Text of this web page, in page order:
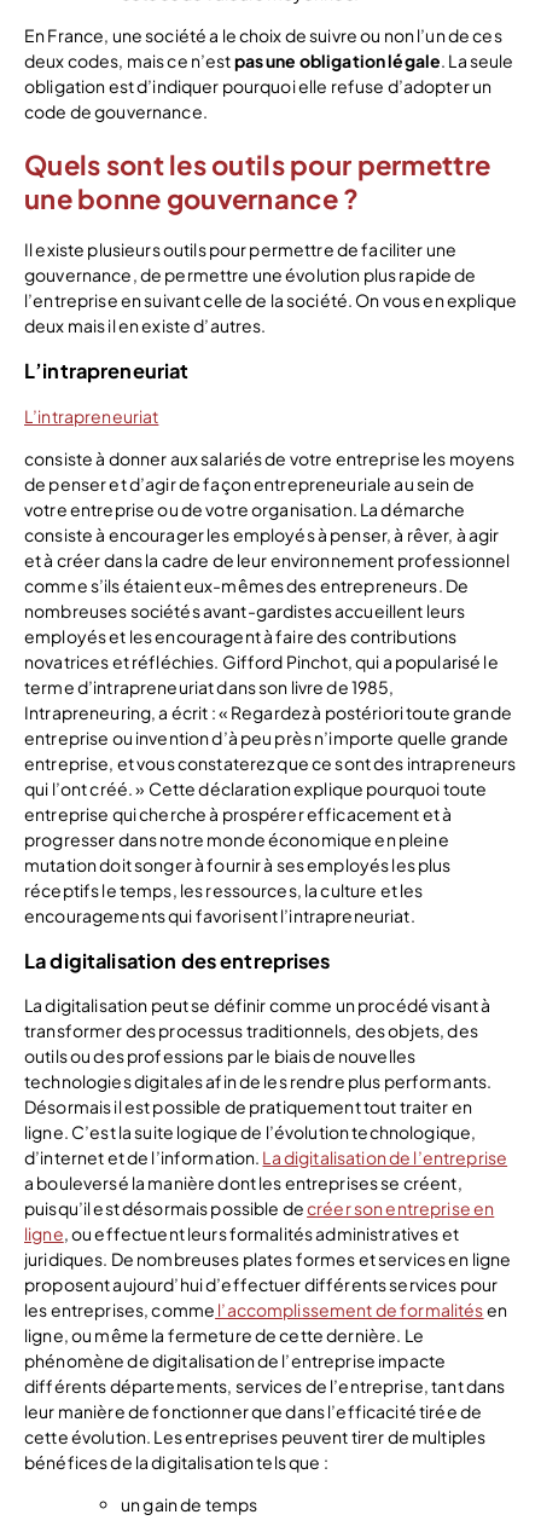
En France, une société a le choix de suivre ou non l’un de ces
deux codes, mais ce n’estpas une obligation légale. La seule
obligation est d’indiquer pourquoi elle refuse d’adopter un
code de gouvernance.
Quels sont les outils pour permettre
une bonne gouvernance ?
Il existe plusieurs outils pour permettre de faciliter une
gouvernance, de permettre une évolution plus rapide de
l’entreprise en suivant celle de la société. On vous en explique
deux mais il en existe d’autres.
L’intrapreneuriat
L’intrapreneuriat
consiste à donner aux salariés de votre entreprise les moyens
de penser et d’agir de façon entrepreneuriale au sein de
votre entreprise ou de votre organisation. La démarche
consiste à encourager les employés à penser, à rêver, à agir
et à créer dans la cadre de leur environnement professionnel
comme s’ils étaient eux-mêmes des entrepreneurs. De
nombreuses sociétés avant-gardistes accueillent leurs
employés et les encouragent à faire des contributions
novatrices et réfléchies. Gifford Pinchot, qui a popularisé le
terme d’intrapreneuriat dans son livre de 1985,
Intrapreneuring, a écrit : « Regardez à postériori toute grande
entreprise ou invention d’à peu près n’importe quelle grande
entreprise, et vous constaterez que ce sont des intrapreneurs
qui l’ont créé. » Cette déclaration explique pourquoi toute
entreprise qui cherche à prospérer efficacement et à
progresser dans notre monde économique en pleine
mutation doit songer à fournir à ses employés les plus
réceptifs le temps, les ressources, la culture et les
encouragements qui favorisent l’intrapreneuriat.
La digitalisation des entreprises
La digitalisation peut se définir comme un procédé visant à
transformer des processus traditionnels, des objets, des
outils ou des professions par le biais de nouvelles
technologies digitales afin de les rendre plus performants.
Désormais il est possible de pratiquement tout traiter en
ligne. C’est la suite logique de l’évolution technologique,
d’internet et de l’information. La digitalisation de l’entreprise
a bouleversé la manière dont les entreprises se créent,
puisqu’il est désormais possible decréer son entreprise en
ligne, ou effectuent leurs formalités administratives et
juridiques. De nombreuses plates formes et services en ligne
proposent aujourd’hui d’effectuer différents services pour
les entreprises, comme l’accomplissement de formalitésen
ligne, ou même la fermeture de cette dernière. Le
phénomène de digitalisation de l’entreprise impacte
différents départements, services de l’entreprise, tant dans
leur manière de fonctionner que dans l’efficacité tirée de
cette évolution. Les entreprises peuvent tirer de multiples
bénéfices de la digitalisation tels que :
un gain de temps